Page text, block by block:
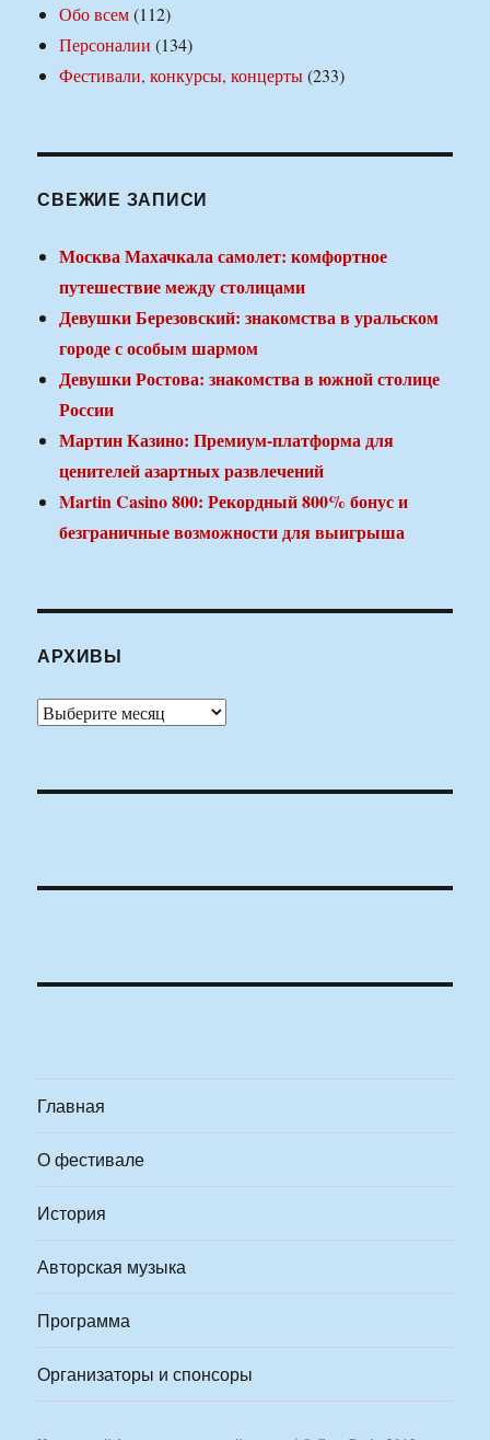
Обо всем(112)
Персоналии (134)
Фестивали, конкурсы, концерты(233)
СВЕЖИЕ ЗАПИСИ
Москва Махачкала самолет: комфортное
путешествие между столицами
Девушки Березовский: знакомства в уральском
городе с особым шармом
Девушки Ростова: знакомства в южной столице
России
Мартин Казино: Премиум-платформа для
ценителей азартных развлечений
Martin Casino 800: Рекордный 800% бонус и
безграничные возможности для выигрыша
АРХИВЫ
Архивы
Главная
О фестивале
История
Авторская музыка
Программа
Организаторы и спонсоры